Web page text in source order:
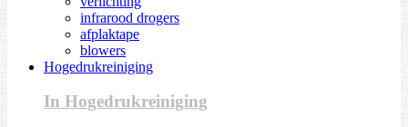
infrarood drogers
afplaktape
blowers
Hogedrukreiniging
In Hogedrukreiniging